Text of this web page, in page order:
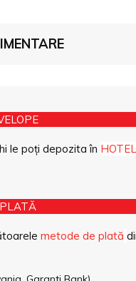
le poți depozita în
metode de plată